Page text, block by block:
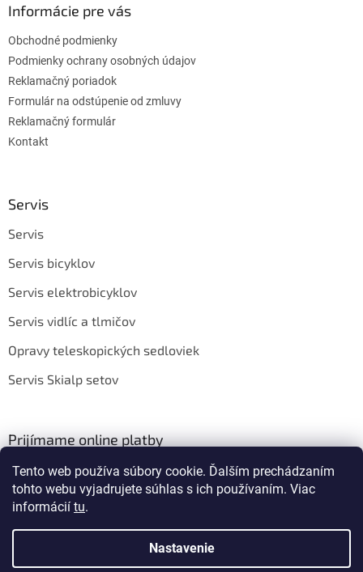
Tento web používa súbory cookie. Ďalším prechádzaním
tohto webu vyjadrujete súhlas s ich používaním. Viac
informácií tu.
Nastavenie
Informácie pre vás
Obchodné podmienky
Podmienky ochrany osobných údajov
Reklamačný poriadok
Formulár na odstúpenie od zmluvy
Reklamačný formulár
Kontakt
Servis
Servis
Servis bicyklov
Servis elektrobicyklov
Servis vidlíc a tlmičov
Opravy teleskopických sedloviek
Servis Skialp setov
Prijímame online platby
Vytvoril Shoptet